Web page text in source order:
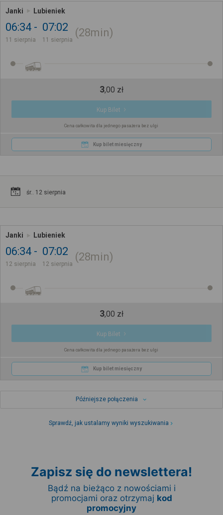
Janki Lubieniek
06:34
11 sierpnia
07:02
11 sierpnia
28min
3,00 zł
Kup Bilet
Cena całkowita dla jednego pasażera bez ulgi
Kup bilet miesięczny
śr.. 12 sierpnia
Janki Lubieniek
06:34
12 sierpnia
07:02
12 sierpnia
28min
3,00 zł
Kup Bilet
Cena całkowita dla jednego pasażera bez ulgi
Kup bilet miesięczny
Późniejsze połączenia
Sprawdź, jak ustalamy wyniki wyszukiwania
Zapisz się do newslettera!
Bądź na bieżąco z nowościami i
promocjami oraz otrzymaj kod
promocyjny